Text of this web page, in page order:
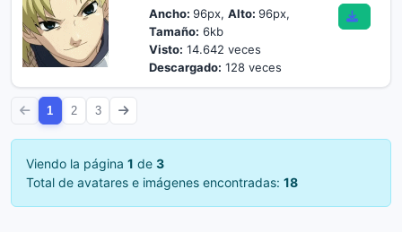
Ancho: 96px, Alto: 96px,
Tamaño: 6kb
Visto: 14.642 veces
Descargado: 128 veces
1 2 3
Viendo la página 1 de 3
Total de avatares e imágenes encontradas: 18